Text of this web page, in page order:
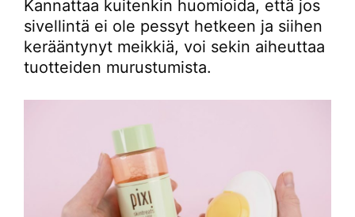
Kannattaa kuitenkin huomioida, että jos
sivellintä ei ole pessyt hetkeen ja siihen
kerääntynyt meikkiä, voi sekin aiheuttaa
tuotteiden murustumista.